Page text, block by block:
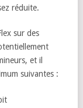
réduite.
sur des
et il
suivantes :